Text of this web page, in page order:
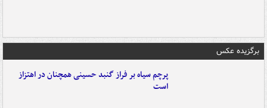
برگزیده عکس
پرچم سیاه بر فراز گنبد حسینی همچنان در اهتزاز
است